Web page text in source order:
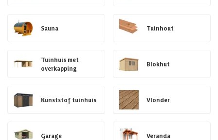
Sauna Tuinhout
Tuinhuis met
overkapping
Blokhut
Kunststof tuinhuis Vlonder
Garage Veranda